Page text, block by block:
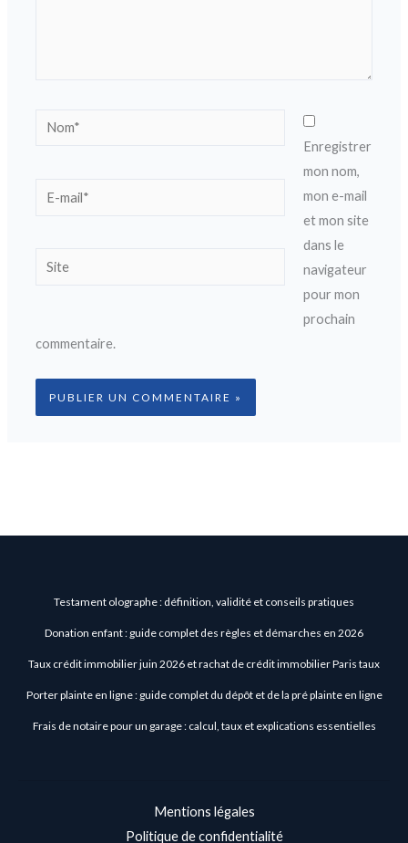
Nom*
E-
Site
Enregistrer
mon nom,
mon e-mail
et mon site
dans le
navigateur
pour mon
prochain
commentaire.
Testament olographe : définition, validité et conseils pratiques
Donation enfant : guide complet des règles et démarches en 2026
Taux crédit immobilier juin 2026 et rachat de crédit immobilier Paris taux
Porter plainte en ligne : guide complet du dépôt et de la pré plainte en ligne
Frais de notaire pour un garage : calcul, taux et explications essentielles
Mentions légales
Politique de confidentialité